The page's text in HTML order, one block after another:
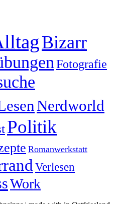
Bizarr
Fotografie
Nerdworld
Politik
Romanwerkstatt
Verlesen
Work